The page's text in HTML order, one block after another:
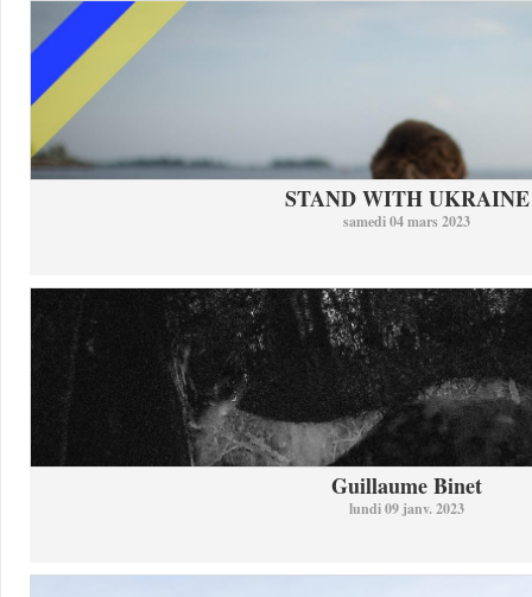
STAND WITH UKRAINE
samedi 04 mars 2023
Guillaume Binet
lundi 09 janv. 2023